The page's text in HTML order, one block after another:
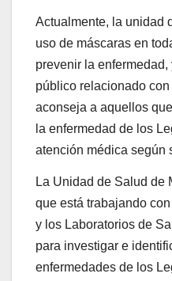
Actualmente, la unidad
uso de máscaras en
prevenir la
público relacionado
aconseja a aquellos
la enfermedad de los
atención médica según
La Unidad de Salud de
que está trabajando
y los Laboratorios de
para investigar e
enfermedades de los